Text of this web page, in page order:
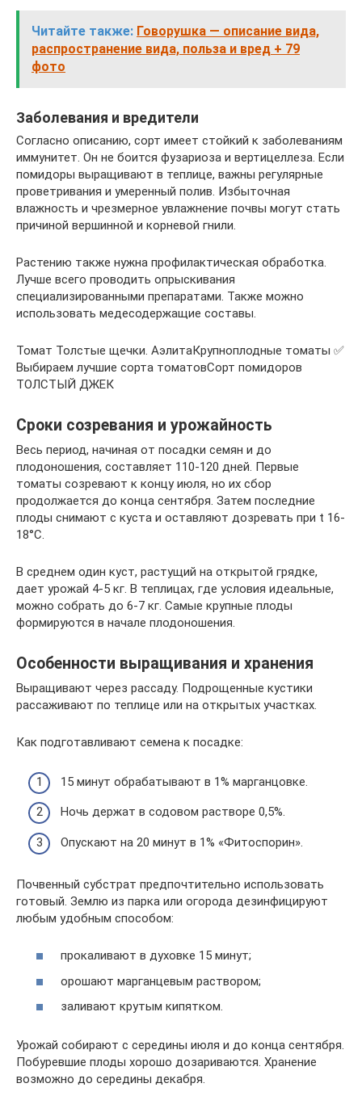
Читайте также: Говорушка — описание вида,
распространение вида, польза и вред + 79
фото
Заболевания и вредители
Согласно описанию, сорт имеет стойкий к заболеваниям
иммунитет. Он не боится фузариоза и вертицеллеза. Если
помидоры выращивают в теплице, важны регулярные
проветривания и умеренный полив. Избыточная
влажность и чрезмерное увлажнение почвы могут стать
причиной вершинной и корневой гнили.
Растению также нужна профилактическая обработка.
Лучше всего проводить опрыскивания
специализированными препаратами. Также можно
использовать медесодержащие составы.
Томат Толстые щечки. АэлитаКрупноплодные томаты ✅
Выбираем лучшие сорта томатовСорт помидоров
ТОЛСТЫЙ ДЖЕК
Сроки созревания и урожайность
Весь период, начиная от посадки семян и до
плодоношения, составляет 110-120 дней. Первые
томаты созревают к концу июля, но их сбор
продолжается до конца сентября. Затем последние
плоды снимают с куста и оставляют дозревать при t 16-
18°С.
В среднем один куст, растущий на открытой грядке,
дает урожай 4-5 кг. В теплицах, где условия идеальные,
можно собрать до 6-7 кг. Самые крупные плоды
формируются в начале плодоношения.
Особенности выращивания и хранения
Выращивают через рассаду. Подрощенные кустики
рассаживают по теплице или на открытых участках.
Как подготавливают семена к посадке:
15 минут обрабатывают в 1% марганцовке.
Ночь держат в содовом растворе 0,5%.
Опускают на 20 минут в 1% «Фитоспорин».
Почвенный субстрат предпочтительно использовать
готовый. Землю из парка или огорода дезинфицируют
любым удобным способом:
прокаливают в духовке 15 минут;
орошают марганцевым раствором;
заливают крутым кипятком.
Урожай собирают с середины июля и до конца сентября.
Побуревшие плоды хорошо дозариваются. Хранение
возможно до середины декабря.